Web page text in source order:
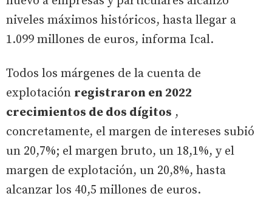
niveles máximos históricos, hasta llegar a
1.099 millones de euros, informa Ical.
Todos los márgenes de la cuenta de
explotación registraron en 2022
crecimientos de dos dígitos ,
concretamente, el margen de intereses subió
un 20,7%; el margen bruto, un 18,1%, y el
margen de explotación, un 20,8%, hasta
alcanzar los 40,5 millones de euros.